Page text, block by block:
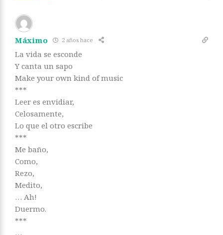
Máximo 2 años hace
La vida se esconde
Y canta un sapo
Make your own kind of music
***
Leer es envidiar,
Celosamente,
Lo que el otro escribe
***
Me baño,
Como,
Rezo,
Medito,
… Ah!
Duermo.
***
…